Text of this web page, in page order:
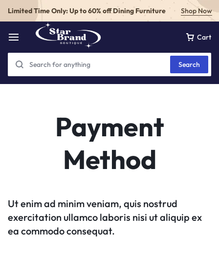
Limited Time Only: Up to 60% off Dining Furniture Shop Now
Cart
Search
Payment
Method
Ut enim ad minim veniam, quis nostrud
exercitation ullamco laboris nisi ut aliquip ex
ea commodo consequat.